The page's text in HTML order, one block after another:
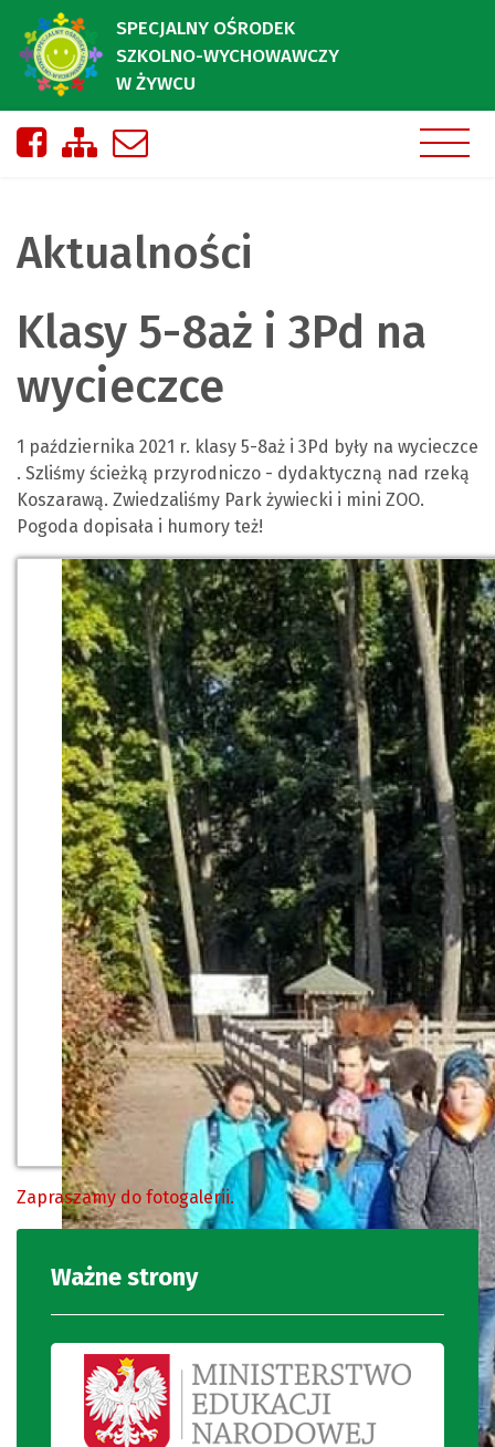
SPECJALNY OŚRODEK
SZKOLNO-WYCHOWAWCZY
W ŻYWCU
Nasza strona na Facebooku
Zobacz mapę strony
Aktualności
Klasy 5-8aż i 3Pd na
wycieczce
1 października 2021 r. klasy 5-8aż i 3Pd były na wycieczce
. Szliśmy ścieżką przyrodniczo - dydaktyczną nad rzeką
Koszarawą. Zwiedzaliśmy Park żywiecki i mini ZOO.
Pogoda dopisała i humory też!
Zapraszamy do fotogalerii.
Ważne strony